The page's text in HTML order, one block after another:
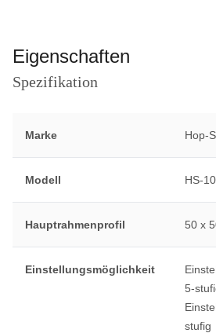
Eigenschaften
Spezifikation
Marke Hop-
Modell HS-
Hauptrahmenprofil 50 x
Einstellungsmöglichkeit
5-
stufig